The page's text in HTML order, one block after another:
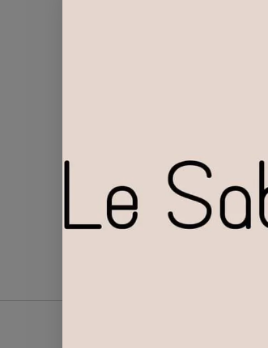
info@lesable.be
BANK: ARGENTA
IBAN: 81973365970324
BIC/SWIFT: ARSPBE22
BTWnr.: BE 0726 847 724